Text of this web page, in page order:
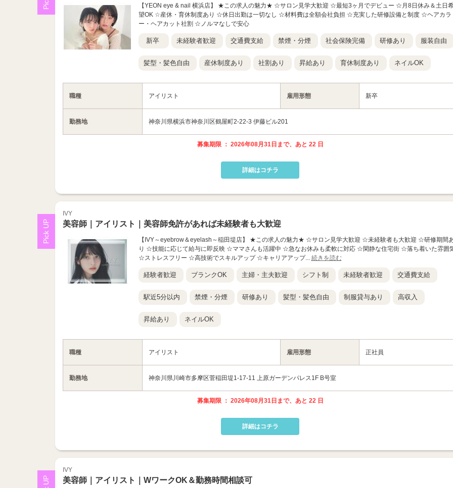
【YEON eye & nail 横浜店】 ★この求人の魅力★ ☆サロン見学大歓迎 ☆最短3ヶ月でデビュー ☆月8日休み＆土日
望OK ☆産休・育休制度あり ☆休日出勤は一切なし ☆材料費は全額会社負担 ☆充実した研修設備と制度 ☆ヘアカラ
ー・ヘアカット社割 ☆ノルマなしで安心
新卒 未経験者歓迎 交通費支給 禁煙・分煙 社会保険完備 研修あり 服装自由
髪型・髪色自由 産休制度あり 社割あり 昇給あり 育休制度あり ネイルOK
職種 アイリスト 雇用形態 新卒
勤務地 神奈川県横浜市神奈川区鶴屋町2-22-3 伊藤ビル201
募集期限 ： 2026年08月31日まで、あと 22 日
詳細はコチラ
IVY
美容師｜アイリスト｜美容師免許があれば未経験者も大歓迎
【IVY～eyebrow＆eyelash～稲田堤店】 ★この求人の魅力★ ☆サロン見学大歓迎 ☆未経験者も大歓迎 ☆研修期間
り ☆技能に応じて給与に即反映 ☆ママさんも活躍中 ☆急なお休みも柔軟に対応 ☆閑静な住宅街 ☆落ち着いた雰囲
☆ストレスフリー ☆高技術でスキルアップ ☆キャリアアップ... 続きを読む
経験者歓迎 ブランクOK 主婦・主夫歓迎 シフト制 未経験者歓迎 交通費支給
駅近5分以内 禁煙・分煙 研修あり 髪型・髪色自由 制服貸与あり 高収入
昇給あり ネイルOK
職種 アイリスト 雇用形態 正社員
勤務地 神奈川県川崎市多摩区菅稲田堤1-17-11 上原ガーデンパレス1F B号室
募集期限 ： 2026年08月31日まで、あと 22 日
詳細はコチラ
IVY
美容師｜アイリスト｜WワークOK＆勤務時間相談可